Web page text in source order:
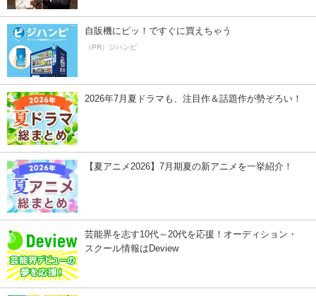
自販機にピッ！ですぐに買えちゃう
（PR）ジハンピ
2026年7月夏ドラマも、注目作＆話題作が勢ぞろい！
【夏アニメ2026】7月期夏の新アニメを一挙紹介！
芸能界を志す10代～20代を応援！オーディション・
スクール情報はDeview